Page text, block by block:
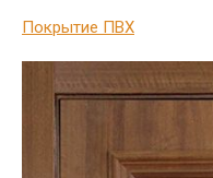
Покрытие ПВХ